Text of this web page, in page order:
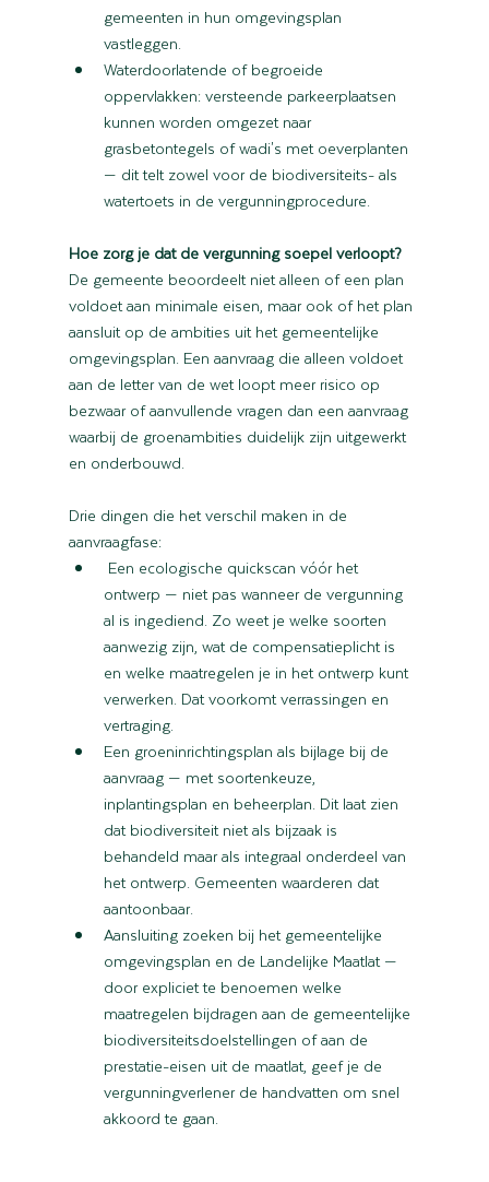
gemeenten in hun omgevingsplan
vastleggen.
Waterdoorlatende of begroeide
oppervlakken: versteende parkeerplaatsen
kunnen worden omgezet naar
grasbetontegels of wadi's met oeverplanten
— dit telt zowel voor de biodiversiteits- als
watertoets in de vergunningprocedure.
Hoe zorg je dat de vergunning soepel verloopt?
De gemeente beoordeelt niet alleen of een plan
voldoet aan minimale eisen, maar ook of het plan
aansluit op de ambities uit het gemeentelijke
omgevingsplan. Een aanvraag die alleen voldoet
aan de letter van de wet loopt meer risico op
bezwaar of aanvullende vragen dan een aanvraag
waarbij de groenambities duidelijk zijn uitgewerkt
en onderbouwd.
Drie dingen die het verschil maken in de
aanvraagfase:
Een ecologische quickscan vóór het
ontwerp — niet pas wanneer de vergunning
al is ingediend. Zo weet je welke soorten
aanwezig zijn, wat de compensatieplicht is
en welke maatregelen je in het ontwerp kunt
verwerken. Dat voorkomt verrassingen en
vertraging.
Een groeninrichtingsplan als bijlage bij de
aanvraag — met soortenkeuze,
inplantingsplan en beheerplan. Dit laat zien
dat biodiversiteit niet als bijzaak is
behandeld maar als integraal onderdeel van
het ontwerp. Gemeenten waarderen dat
aantoonbaar.
Aansluiting zoeken bij het gemeentelijke
omgevingsplan en de Landelijke Maatlat —
door expliciet te benoemen welke
maatregelen bijdragen aan de gemeentelijke
biodiversiteitsdoelstellingen of aan de
prestatie-eisen uit de maatlat, geef je de
vergunningverlener de handvatten om snel
akkoord te gaan.